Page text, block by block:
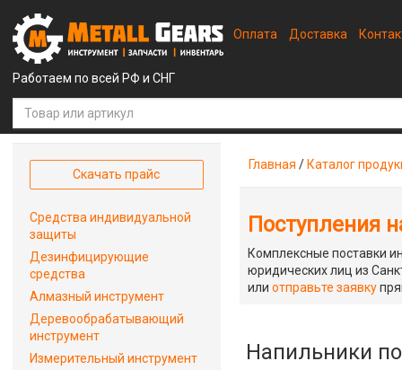
Работаем по всей РФ и СНГ
Оплата Доставка
Главная / Каталог
Поступления
Комплексные поставки
юридических лиц из
илиотправьте заявку
Напильники
Скачать прайс
Средства индивидуальной
защиты
Дезинфицирующие
средства
Алмазный инструмент
Деревообрабатывающий
инструмент
Измерительный инструмент